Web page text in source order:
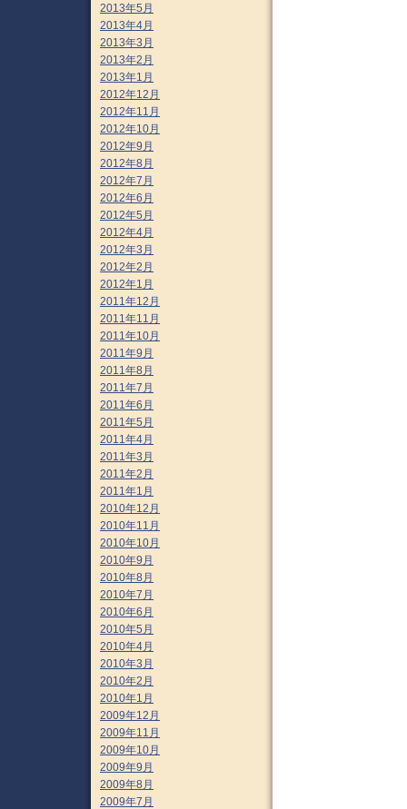
2013年5月
2013年4月
2013年3月
2013年2月
2013年1月
2012年12月
2012年11月
2012年10月
2012年9月
2012年8月
2012年7月
2012年6月
2012年5月
2012年4月
2012年3月
2012年2月
2012年1月
2011年12月
2011年11月
2011年10月
2011年9月
2011年8月
2011年7月
2011年6月
2011年5月
2011年4月
2011年3月
2011年2月
2011年1月
2010年12月
2010年11月
2010年10月
2010年9月
2010年8月
2010年7月
2010年6月
2010年5月
2010年4月
2010年3月
2010年2月
2010年1月
2009年12月
2009年11月
2009年10月
2009年9月
2009年8月
2009年7月